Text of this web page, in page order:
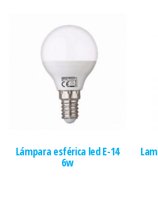
Lámpara esférica led E-14
6w